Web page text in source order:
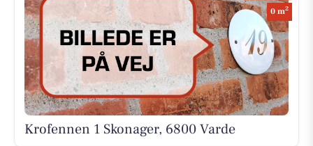
0 m2
Krofennen 1 Skonager, 6800 Varde